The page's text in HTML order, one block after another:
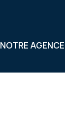
NOTRE AGENCE
Notre équipe